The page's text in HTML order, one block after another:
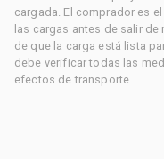
cargada. El comprador es
las cargas antes de salir
de que la carga está lista
debe verificar todas las
efectos de transporte.